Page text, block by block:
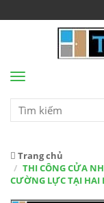
Menu
Trang chủ
THI CÔNG CỬA
CƯỜNG LỰC TẠI HAI